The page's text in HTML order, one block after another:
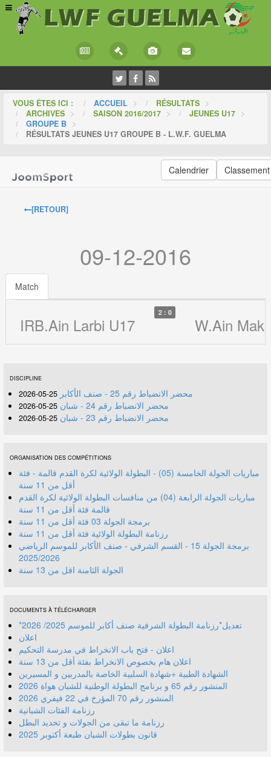
VOUS ÊTES ICI : ACCUEIL > RÉSULTATS >
ARCHIVES > SAISON 2016/2017 > JEUNES U17 >
GROUPE B >
RÉSULTATS JEUNES U17 GROUPE B - L.W.F. GUELMA
Calendrier Classement
[RETOUR]
09-12-2016
Match
IRB.Ain Larbi U17
2 : 0
W.Ain
DISCIPLINE
محضر الانضباط رقم 25 - صنف الأكابر 25-05-2026
محضر الانضباط رقم 24 - شبان 25-05-2026
محضر الانضباط رقم 23 - شبان 25-05-2026
ORGANISATION DES COMPÉTITIONS
مباريات الجولة الخامسة (05) - البطولة الولائية لكرة القدم قالمة - فئة
أقل من 11 سنة
مباريات الجولة الرابعة (04) من منافسات البطولة الولائية لكرة القدم
قالمة فئة أقل من 11 سنة
برمجة الجولة 03 فئة أقل من 11 سنة
رزنامة البطولة الولائية فئة أقل من 11 سنة
برمجة الجولة 15 - القسم الشرفي - صنف الأكابر للموسم الرياضي
2025/2026
الجولة الثامنة اقل من 13 سنة
DOCUMENTS À TÉLÉCHARGER
*تعديل*رزنامة البطولة الشرفية صنف أكابر للموسم 2025/ 2026
اعلان
اعلان - فتح باب الانخراط في مدرسة التحكيم
اعلان هام بخصوص الانخراط بفئة أقل من 13 سنة
الشهادة الطبية +شهادة السلبية الخاصة بالمدربين و المسيرين
المنشور رقم 70 المؤرخ في 22 فيفري 2026
رزنامة الفئات الشبانية
رزنامة ما تبقى من الجولات و تحديد البطل
قانون بطولات الشبان طبعة أكتوبر 2025